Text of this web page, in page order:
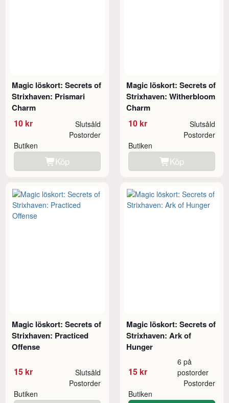
Magic löskort: Secrets of
Strixhaven: Prismari
Charm
10 kr Slutsåld
Butiken
Postorder
Köp
Magic löskort: Secrets of
Strixhaven: Witherbloom
Charm
10 kr Slutsåld
Butiken
Postorder
Köp
Magic löskort: Secrets of
Strixhaven: Practiced
Offense
15 kr Slutsåld
Butiken
Postorder
Magic löskort: Secrets of
Strixhaven: Ark of
Hunger
15 kr
6 på
postorder
Butiken
Postorder